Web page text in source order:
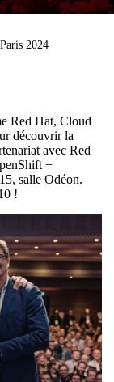
2024
Red Hat, Cloud
découvrir la
avec Red
+
salle Odéon.
!